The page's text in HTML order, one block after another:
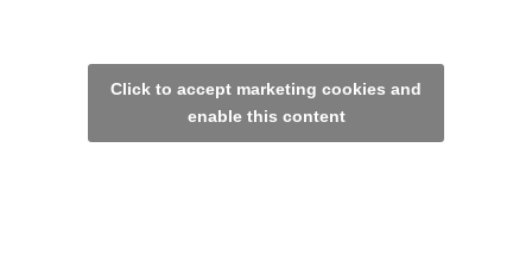
Click to accept marketing cookies and
enable this content